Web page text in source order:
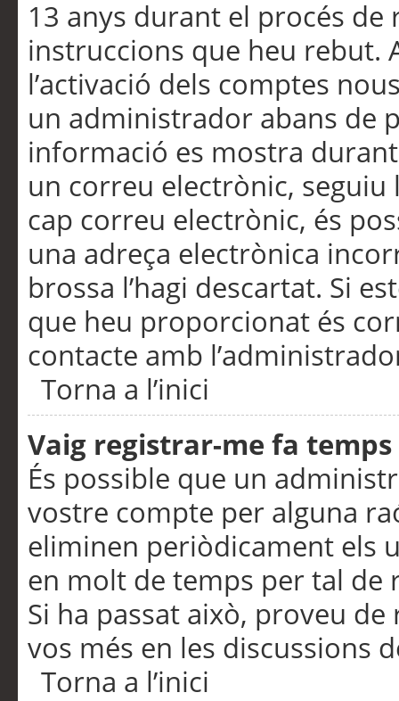
13 anys durant el procés de
instruccions que heu rebut.
l’activació dels comptes
un administrador abans de
informació es mostra
un correu electrònic,
cap correu electrònic, és
una adreça electrònica
brossa l’hagi descartat. Si
que heu proporcionat és
contacte amb
Torna a l’inici
Vaig registrar-me fa
És possible que un
vostre compte per alguna
eliminen periòdicament els
en molt de temps per tal de
Si ha passat això, proveu
vos més en les discussions
Torna a l’inici